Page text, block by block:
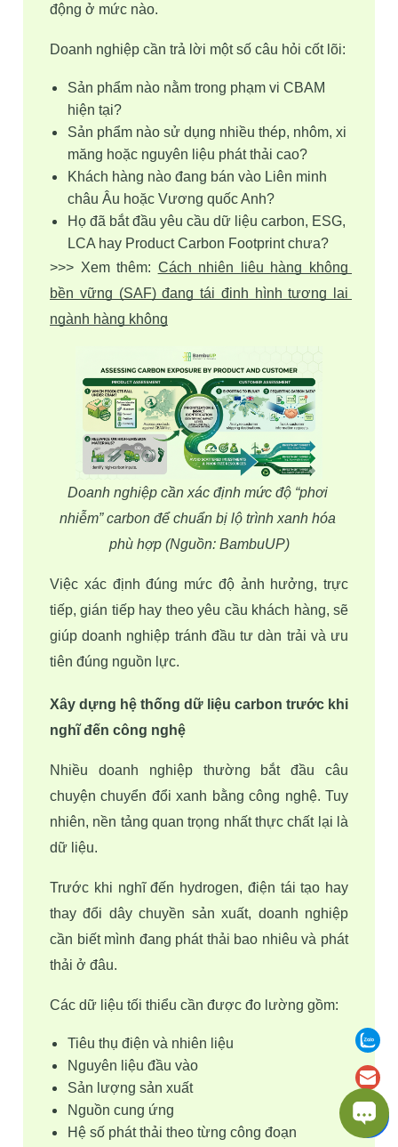
động ở mức nào.
Doanh nghiệp cần trả lời một số câu hỏi cốt lõi:
Sản phẩm nào nằm trong phạm vi CBAM
hiện tại?
Sản phẩm nào sử dụng nhiều thép, nhôm, xi
măng hoặc nguyên liệu phát thải cao?
Khách hàng nào đang bán vào Liên minh
châu Âu hoặc Vương quốc Anh?
Họ đã bắt đầu yêu cầu dữ liệu carbon, ESG,
LCA hay Product Carbon Footprint chưa?
>>> Xem thêm: Cách nhiên liệu hàng không
bền vững (SAF) đang tái định hình tương lai
ngành hàng không
Doanh nghiệp cần xác định mức độ “phơi
nhiễm” carbon để chuẩn bị lộ trình xanh hóa
phù hợp (Nguồn: BambuUP)
Việc xác định đúng mức độ ảnh hưởng, trực
tiếp, gián tiếp hay theo yêu cầu khách hàng, sẽ
giúp doanh nghiệp tránh đầu tư dàn trải và ưu
tiên đúng nguồn lực.
Xây dựng hệ thống dữ liệu carbon trước khi
nghĩ đến công nghệ
Nhiều doanh nghiệp thường bắt đầu câu
chuyện chuyển đổi xanh bằng công nghệ. Tuy
nhiên, nền tảng quan trọng nhất thực chất lại là
dữ liệu.
Trước khi nghĩ đến hydrogen, điện tái tạo hay
thay đổi dây chuyền sản xuất, doanh nghiệp
cần biết mình đang phát thải bao nhiêu và phát
thải ở đâu.
Các dữ liệu tối thiểu cần được đo lường gồm:
Tiêu thụ điện và nhiên liệu
Nguyên liệu đầu vào
Sản lượng sản xuất
Nguồn cung ứng
Hệ số phát thải theo từng công đoạn